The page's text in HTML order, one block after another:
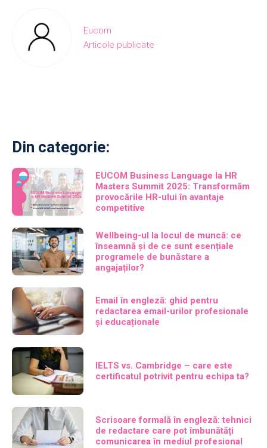
Eucom
Articole publicate
Din categorie:
EUCOM Business Language la HR
Masters Summit 2025: Transformăm
provocările HR-ului în avantaje
competitive
Wellbeing-ul la locul de muncă: ce
înseamnă și de ce sunt esențiale
programele de bunăstare a
angajaților?
Email în engleză: ghid pentru
redactarea email-urilor profesionale
și educaționale
IELTS vs. Cambridge – care este
certificatul potrivit pentru echipa ta?
Scrisoare formală în engleză: tehnici
de redactare care pot îmbunătăți
comunicarea în mediul profesional